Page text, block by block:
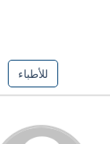
للأطباء